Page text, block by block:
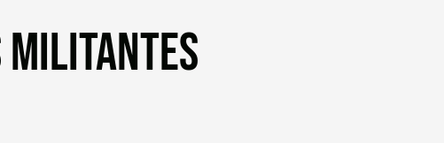
MILITANTES